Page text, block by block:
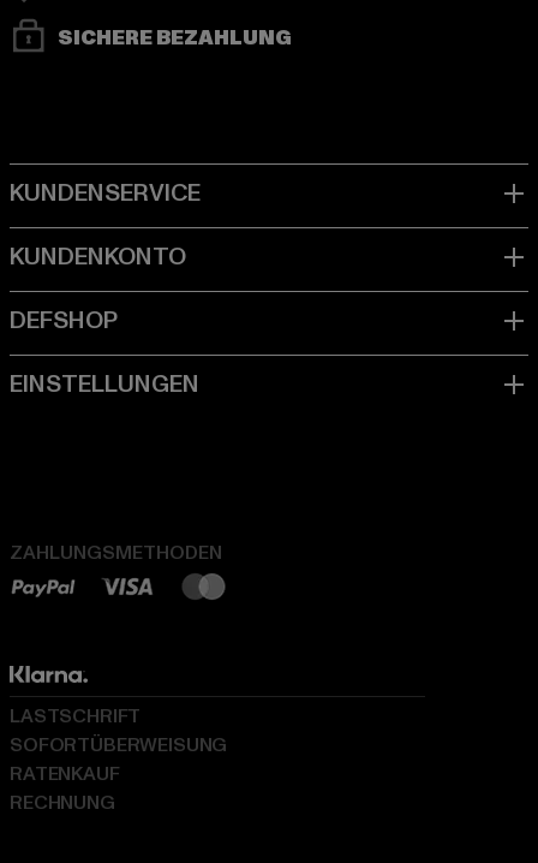
SICHERE BEZAHLUNG
ZAHLUNGSMETHODEN
LASTSCHRIFT
SOFORTÜBERWEISUNG
RATENKAUF
RECHNUNG